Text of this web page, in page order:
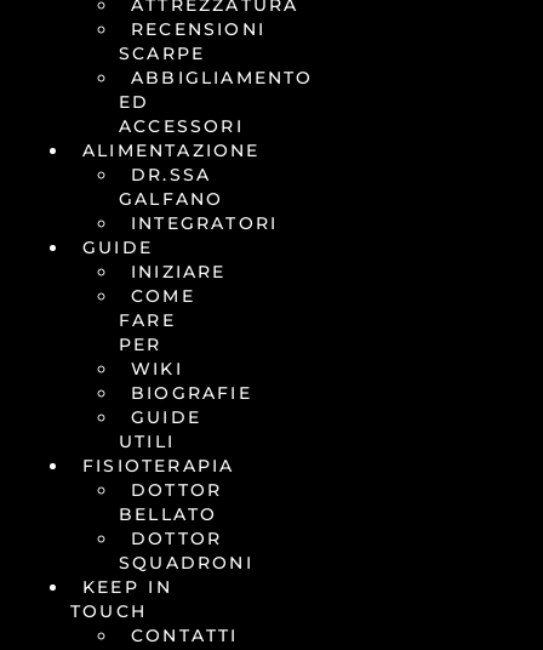
ATTREZZATURA
RECENSIONI
SCARPE
ABBIGLIAMENTO
ED
ACCESSORI
ALIMENTAZIONE
DR.SSA
GALFANO
INTEGRATORI
GUIDE
INIZIARE
COME
FARE
PER
WIKI
BIOGRAFIE
GUIDE
UTILI
FISIOTERAPIA
DOTTOR
BELLATO
DOTTOR
SQUADRONI
KEEP IN
TOUCH
CONTATTI